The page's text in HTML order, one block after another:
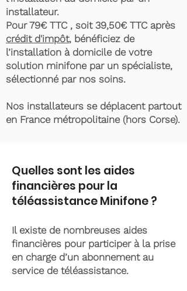
installateur.
Pour 79€ TTC , soit 39,50€ TTC après
crédit d'impôt, bénéficiez de
l’installation à domicile de votre
solution minifone par un spécialiste,
sélectionné par nos soins.
Nos installateurs se déplacent partout
en France métropolitaine (hors Corse).
Quelles sont les aides
financières pour la
téléassistance Minifone ?
Il existe de nombreuses aides
financières pour participer à la prise
en charge d’un abonnement au
service de téléassistance.